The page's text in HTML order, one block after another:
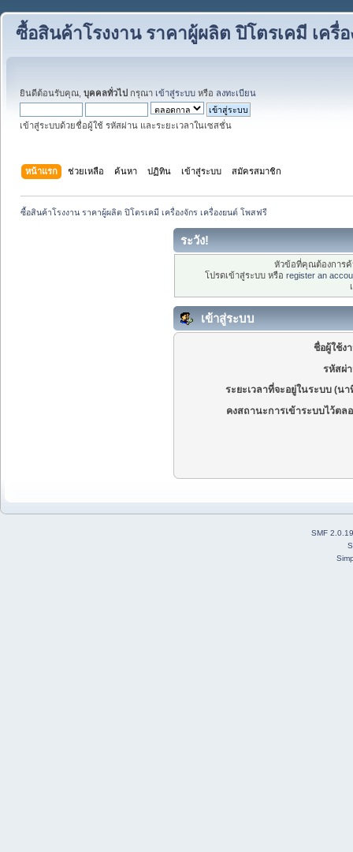
ซื้อสินค้าโรงงาน ราคาผู้ผลิต ปิโตรเคมี เครื่
ยินดีต้อนรับคุณ, บุคคลทั่วไป กรุณา เข้าสู่ระบบ หรือ ลงทะเบียน
เข้าสู่ระบบด้วยชื่อผู้ใช้ รหัสผ่าน และระยะเวลาในเซสชั่น
หน้าแรก ช่วยเหลือ ค้นหา ปฏิทิน เข้าสู่ระบบ สมัครสมาชิก
ซื้อสินค้าโรงงาน ราคาผู้ผลิต ปิโตรเคมี เครื่องจักร เครื่องยนต์ โพสฟรี
ระวัง!
หัวข้อที่คุณต้องการ
โปรดเข้าสู่ระบบ หรือ register an
เข้าสู่ระบบ
ชื่อผู้ใช้ง
รหัสผ่
ระยะเวลาที่จะอยู่ในระบบ (นา
คงสถานะการเข้าระบบไว้ตล
SMF 2.0.19